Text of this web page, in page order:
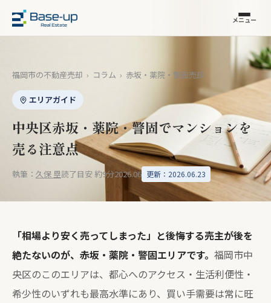
メニュー
福岡市の不動産売却 › コラム › 赤坂・薬院・警固売却
エリアガイド
中央区赤坂・薬院・警固でマンションを
売る注意点
執筆： 久保 塁読了目安 約9分2026.06 更新：2026.06.23
「相場より安く売ってしまった」と後悔する売主が後を
絶たないのが、赤坂・薬院・警固エリアです。 福岡市中
央区のこのエリアは、都心へのアクセス・生活利便性・
希少性のいずれも最高水準にあり、買い手需要は常に旺